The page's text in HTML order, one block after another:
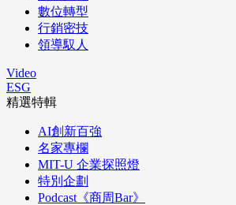
數位轉型
行銷密技
領導馭人
Video
ESG
精選特輯
AI創新百強
名家專欄
MIT-U 企業探照燈
特別企劃
Podcast《商周Bar》